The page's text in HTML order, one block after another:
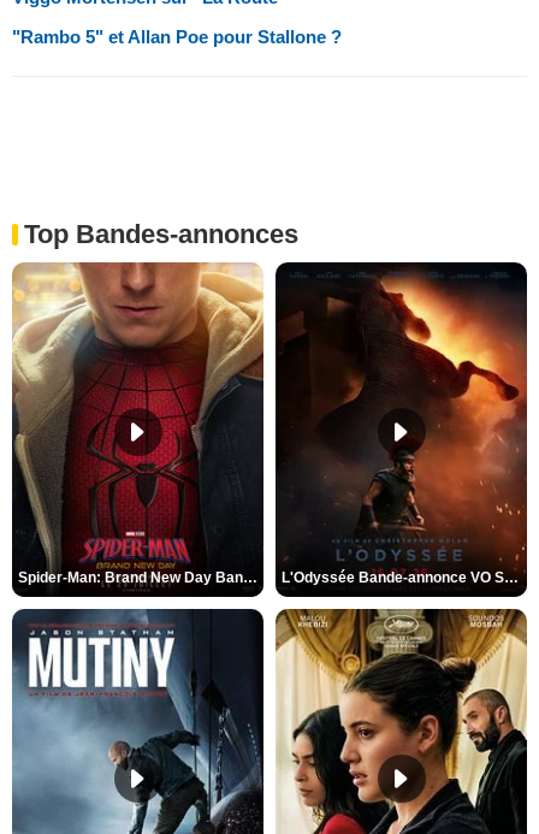
"Rambo 5" et Allan Poe pour Stallone ?
Top Bandes-annonces
Spider-Man: Brand New Day Bande-annonce VO STFR L'Odyssée Bande-annonce VO STFR